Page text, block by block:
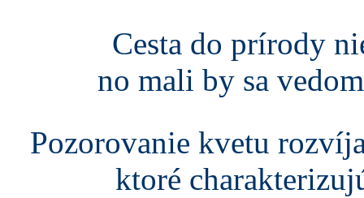
Cesta do prírody
no mali by sa
Pozorovanie kvetu
ktoré